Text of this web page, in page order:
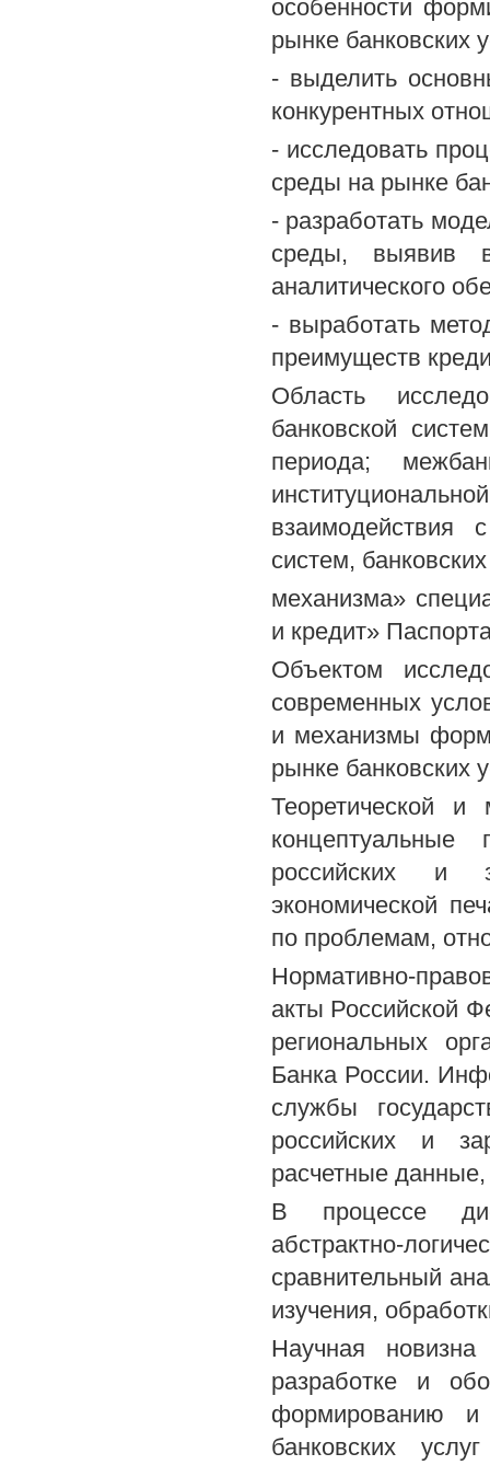
особенности
рынке банковских
- выделить
конкурентных
- исследовать
среды на рынке
- разработать
среды, выявив
аналитического
- выработать
преимуществ
Область
банковской
периода;
систем,
механизма»
и кредит»
Объектом
современных
и механизмы
рынке банковских
Теоретической и
российских и
экономической
по проблемам,
Нормативно-
акты Российской
региональных
Банка России.
службы
российских и
расчетные
В процессе
абстрактно-
сравнительный
изучения,
Научная новизна
разработке и
формированию и
банковских